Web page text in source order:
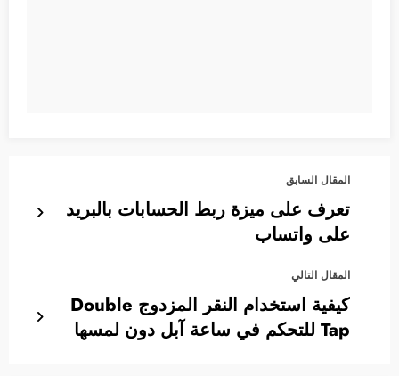
المقال السابق
تعرف على ميزة ربط الحسابات بالبريد
على واتساب
المقال التالي
كيفية استخدام النقر المزدوج Double
Tap للتحكم في ساعة آبل دون لمسها